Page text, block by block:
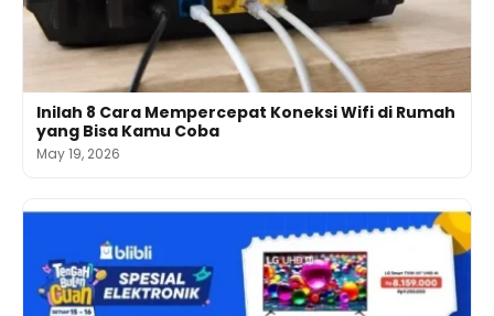
Inilah 8 Cara Mempercepat Koneksi Wifi di Rumah
yang Bisa Kamu Coba
May 19, 2026